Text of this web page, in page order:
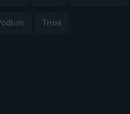
Truss